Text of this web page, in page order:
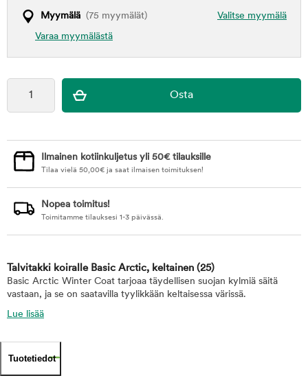
Valitse myymälä
Myymälä (75 myymälät)
Varaa myymälästä
Ilmainen kotiinkuljetus yli 50€ tilauksille
Tilaa vielä 50,00€ ja saat ilmaisen toimituksen!
Nopea toimitus!
Toimitamme tilauksesi 1-3 päivässä.
Talvitakki koiralle Basic Arctic, keltainen (25)
Basic Arctic Winter Coat tarjoaa täydellisen suojan kylmiä säitä
vastaan, ja se on saatavilla tyylikkään keltaisessa värissä.
Lue lisää
Tuotetiedot